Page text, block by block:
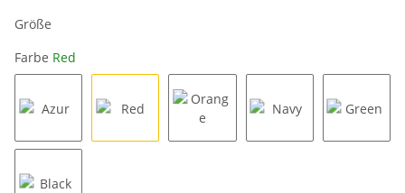
Größe
Farbe Red
Azur